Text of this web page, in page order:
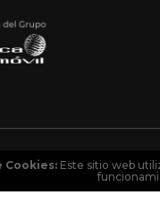
Cookies:Este sitio web